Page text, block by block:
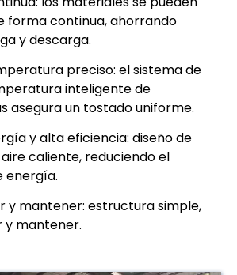
forma continua, ahorrando
y descarga.
preciso: el sistema de
inteligente de
asegura un tostado uniforme.
y alta eficiencia: diseño de
caliente, reduciendo el
energía.
y mantener: estructura simple,
y mantener.